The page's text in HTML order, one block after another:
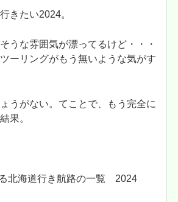
きたい2024。
うな雰囲気が漂ってるけど・・・
ーリングがもう無いような気がす
うがない。てことで、もう完全に
果。
北海道行き航路の一覧 2024